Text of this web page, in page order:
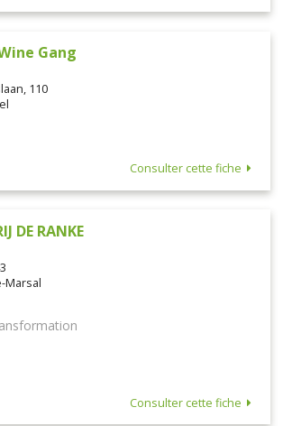
Gang
110
Consulter cette fiche
DE RANKE
Marsal
Consulter cette fiche